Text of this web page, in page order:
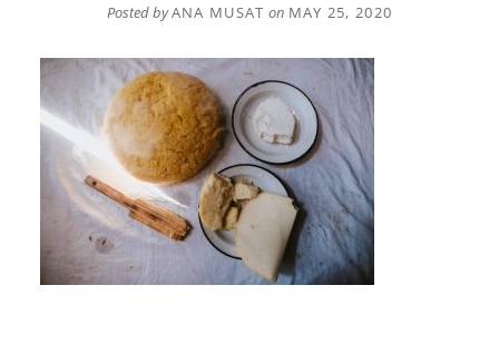
Posted byANA MUSAT on MAY 25, 2020